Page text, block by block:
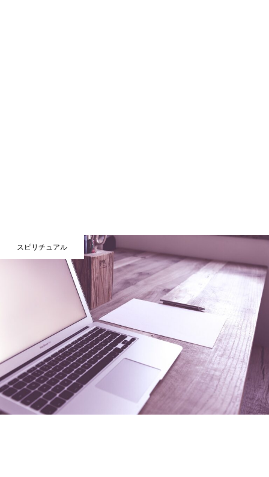
スピリチュアル